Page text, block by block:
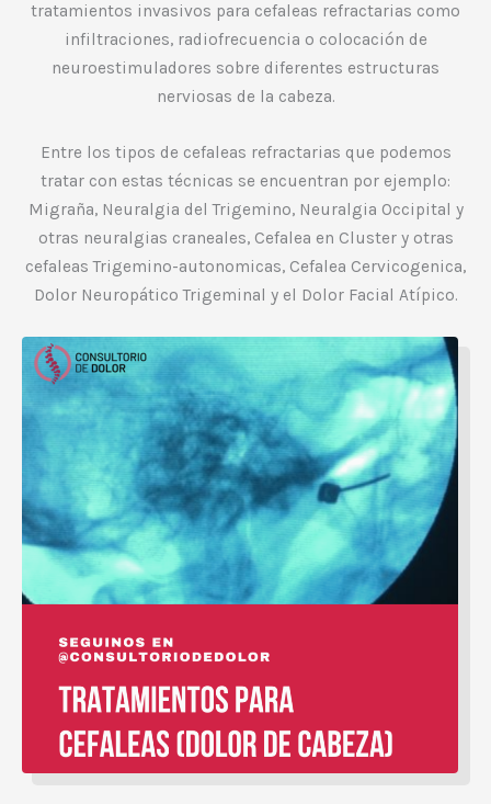
tratamientos invasivos para cefaleas refractarias como
infiltraciones, radiofrecuencia o colocación de
neuroestimuladores sobre diferentes estructuras
nerviosas de la cabeza.
Entre los tipos de cefaleas refractarias que podemos
tratar con estas técnicas se encuentran por ejemplo:
Migraña, Neuralgia del Trigemino, Neuralgia Occipital y
otras neuralgias craneales, Cefalea en Cluster y otras
cefaleas Trigemino-autonomicas, Cefalea Cervicogenica,
Dolor Neuropático Trigeminal y el Dolor Facial Atípico.